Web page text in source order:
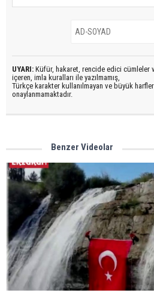
UYARI: Küfür, hakaret, rencide edici cümleler
içeren, imla kuralları ile yazılmamış,
Türkçe karakter kullanılmayan ve büyük
onaylanmamaktadır.
Benzer Videolar